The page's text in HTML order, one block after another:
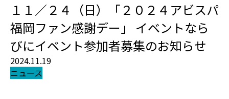
１１／２４（日）「２０２４アビスパ
福岡ファン感謝デー」 イベントなら
びにイベント参加者募集のお知らせ
2024.11.19
ニュース